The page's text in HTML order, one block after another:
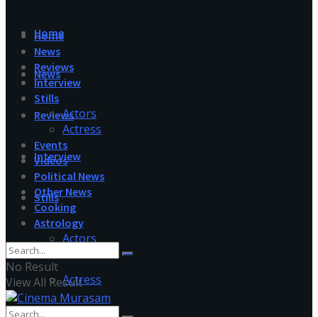
Home
News
Reviews
Interview
Stills
Actors
Actress
Home
News
Reviews
Interview
Stills
Actors
Actress
Events
Videos
Political News
Other News
Cooking
Astrology
No Result
View All Result